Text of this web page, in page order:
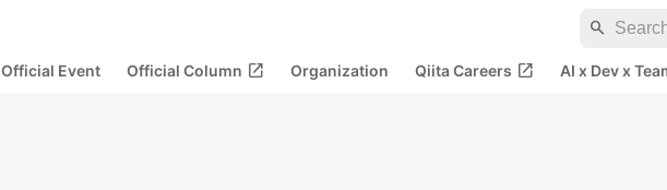
search
Official Event Official Column open_in_new Organization Qiita Careers open_in_new AI x Dev x